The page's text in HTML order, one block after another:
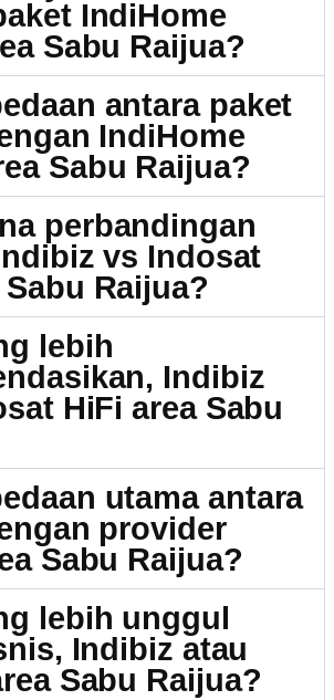
IndiHome
Sabu Raijua?
antara paket
IndiHome
Sabu Raijua?
perbandingan
vs Indosat
Sabu Raijua?
lebih
Indibiz
HiFi area Sabu
utama antara
provider
Sabu Raijua?
lebih unggul
Indibiz atau
Sabu Raijua?